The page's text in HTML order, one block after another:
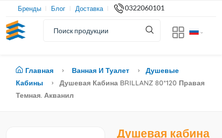
Бренды Блог Доставка 0322060101
Главная Ванная И Туалет
Душевые
Кабины
Душевая Кабина BRILLANZ 80*120 Правая
Темная. Акванил
Душевая кабина